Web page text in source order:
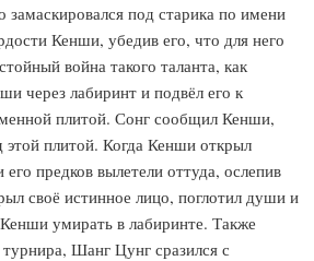
замаскировался под старика по имени
Кенши, убедив его, что для него
война такого таланта, как
через лабиринт и подвёл его к
плитой. Сонг сообщил Кенши,
этой плитой. Когда Кенши открыл
предков вылетели оттуда, ослепив
своё истинное лицо, поглотил души и
умирать в лабиринте. Также
турнира, Шанг Цунг сразился с